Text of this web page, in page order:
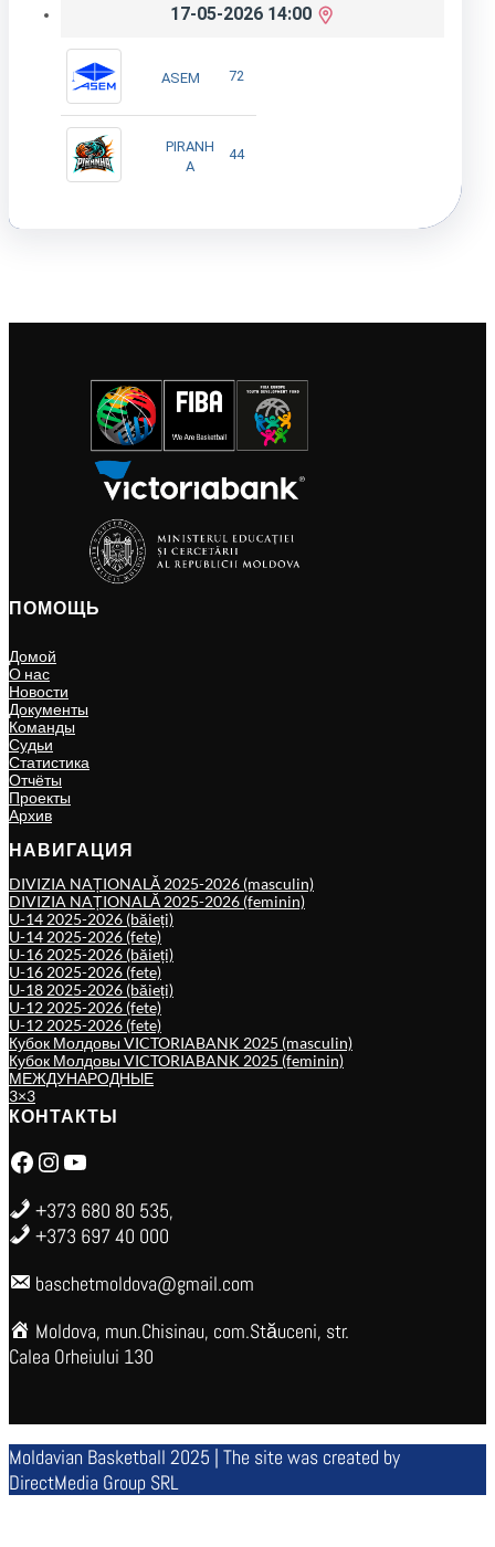
17-05-2026 14:00
ASEM 72
PIRANH
A
44
ПОМОЩЬ
Домой
О нас
Новости
Документы
Команды
Судьи
Статистика
Отчёты
Проекты
Архив
НАВИГАЦИЯ
DIVIZIA NAȚIONALĂ 2025-2026 (masculin)
DIVIZIA NAȚIONALĂ 2025-2026 (feminin)
U-14 2025-2026 (băieți)
U-14 2025-2026 (fete)
U-16 2025-2026 (băieți)
U-16 2025-2026 (fete)
U-18 2025-2026 (băieți)
U-12 2025-2026 (fete)
U-12 2025-2026 (fete)
Кубок Молдовы VICTORIABANK 2025 (masculin)
Кубок Молдовы VICTORIABANK 2025 (feminin)
МЕЖДУНАРОДНЫЕ
3×3
КОНТАКТЫ
Facebook Instagram YouTube
+373 680 80 535,
+373 697 40 000
baschetmoldova@gmail.com
Moldova, mun.Chisinau, com.Stăuceni, str.
Calea Orheiului 130
Moldavian Basketball 2025 | The site was created by
DirectMedia Group SRL